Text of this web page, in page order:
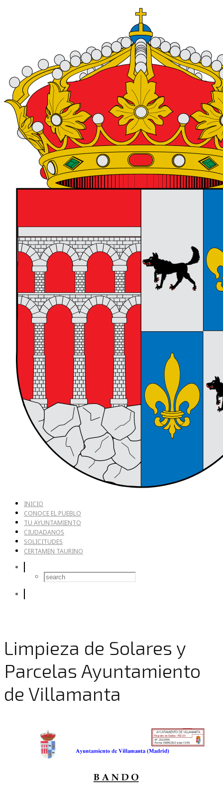
INICIO
CONOCE EL PUEBLO
TU AYUNTAMIENTO
CIUDADANOS
SOLICITUDES
CERTAMEN TAURINO
Limpieza de Solares y
Parcelas Ayuntamiento
de Villamanta